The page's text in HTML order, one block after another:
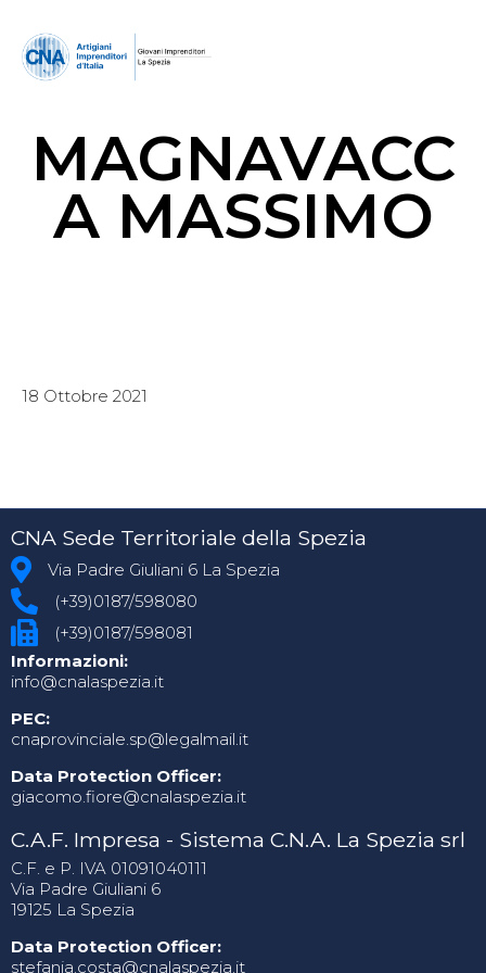
MAGNAVACC
A MASSIMO
18 Ottobre 2021
CNA Sede Territoriale della Spezia
Via Padre Giuliani 6 La Spezia
(+39)0187/598080
(+39)0187/598081
Informazioni:
info@cnalaspezia.it
PEC:
cnaprovinciale.sp@legalmail.it
Data Protection Officer:
giacomo.fiore@cnalaspezia.it
C.A.F. Impresa - Sistema C.N.A. La Spezia srl
C.F. e P. IVA 01091040111
Via Padre Giuliani 6
19125 La Spezia
Data Protection Officer:
stefania.costa@cnalaspezia.it